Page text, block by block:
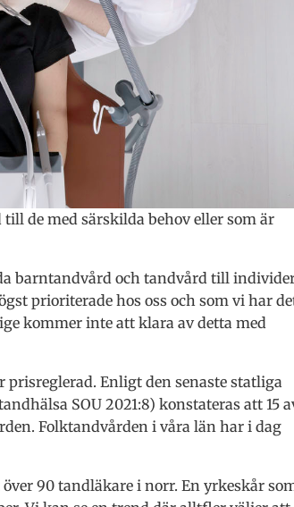
de med särskilda behov eller som är
barntandvård och tandvård till
prioriterade hos oss och som vi har
kommer inte att klara av detta med
Enligt den senaste statliga
SOU 2021:8) konstateras att 15
Folktandvården i våra län har i dag
90 tandläkare i norr. En yrkeskår